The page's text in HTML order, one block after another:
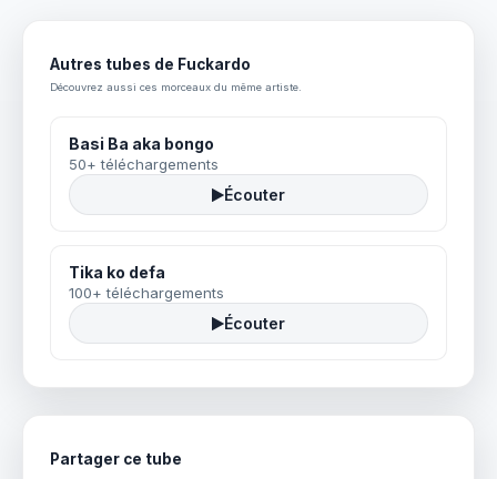
Autres tubes de Fuckardo
Découvrez aussi ces morceaux du même artiste.
Basi Ba aka bongo
50+ téléchargements
Écouter
Tika ko defa
100+ téléchargements
Écouter
Partager ce tube